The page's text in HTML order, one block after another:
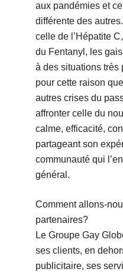
aux pandémies et
différente des
celle de l’Hépatite
du Fentanyl, les
à des situations très
pour cette raison
autres crises du
affronter celle du
calme, efficacité,
partageant son
communauté qui
général.
Comment allons-
partenaires?
Le Groupe Gay
ses clients, en
publicitaire, ses